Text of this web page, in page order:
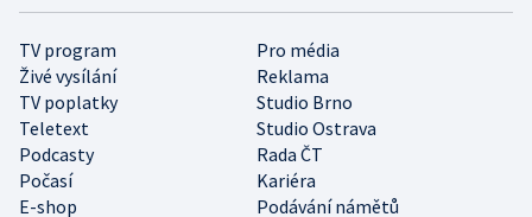
TV program
Pro média
Živé vysílání
Reklama
TV poplatky
Studio Brno
Teletext
Studio Ostrava
Podcasty
Rada ČT
Počasí
Kariéra
E-shop
Podávání námětů